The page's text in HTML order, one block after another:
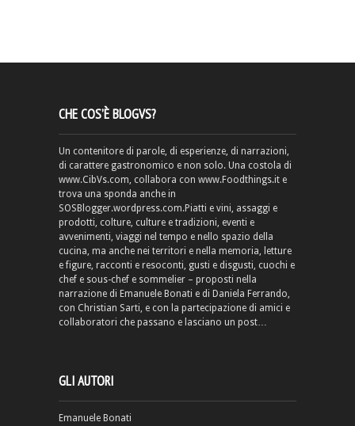
CHE COS’È BLOGVS?
Un contenitore di parole, di esperienze, di narrazioni,
di carattere gastronomico e non solo. Una costola di
www.CibVs.com, collabora con www.Foodthings.it e
trova una sponda anche in
SOSBlogger.wordpress.com.Piatti e vini, assaggi e
prodotti, colture, culture e tradizioni, eventi e
avvenimenti, viaggi nel tempo e nello spazio della
cucina, ma anche nei territori e nella memoria, letture
e figure, racconti e resoconti, gusti e disgusti, cuochi e
chef e sous-chef e sommelier – proposti nella
narrazione di Emanuele Bonati e di Daniela Ferrando,
con Christian Sarti, e con la partecipazione di amici e
collaboratori che passano e lasciano un post…
GLI AUTORI
Emanuele Bonati